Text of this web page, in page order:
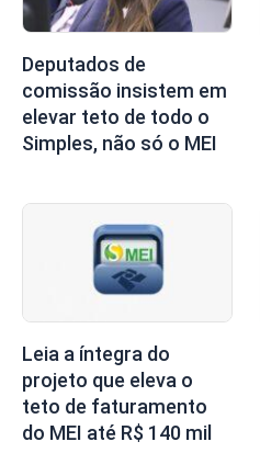
Deputados de
comissão insistem em
elevar teto de todo o
Simples, não só o MEI
Leia a íntegra do
projeto que eleva o
teto de faturamento
do MEI até R$ 140 mil